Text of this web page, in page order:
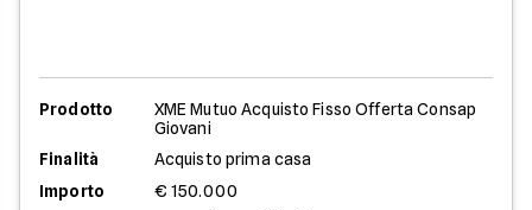
Prodotto
XME Mutuo Acquisto Fisso Offerta Consap
Giovani
Finalità
Acquisto prima casa
Importo
€ 150.000